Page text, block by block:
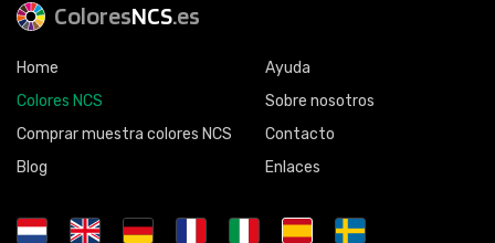
ColoresNCS.es
Home
Colores NCS
Comprar muestra colores NCS
Blog
Ayuda
Sobre nosotros
Contacto
Enlaces